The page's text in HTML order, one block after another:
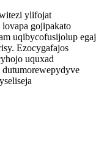
ylifojat
gojipakato
uqibycofusijolup egaj
Ezocygafajos
uquxad